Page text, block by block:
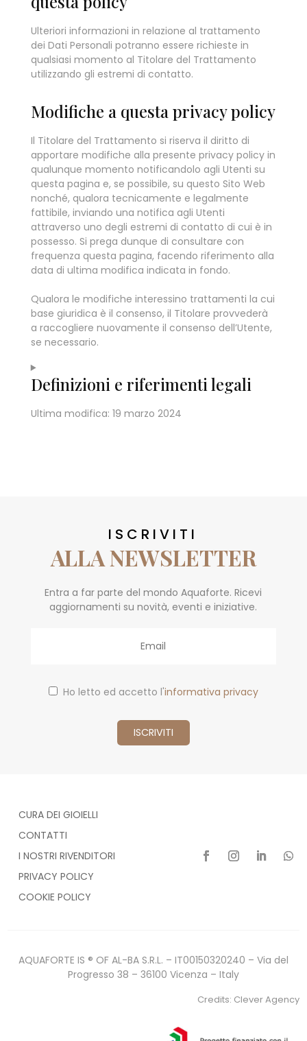
Ulteriori informazioni in relazione al trattamento
dei Dati Personali potranno essere richieste in
qualsiasi momento al Titolare del Trattamento
utilizzando gli estremi di contatto.
Modifiche a questa privacy policy
Il Titolare del Trattamento si riserva il diritto di
apportare modifiche alla presente privacy policy in
qualunque momento notificandolo agli Utenti su
questa pagina e, se possibile, su questo Sito Web
nonché, qualora tecnicamente e legalmente
fattibile, inviando una notifica agli Utenti
attraverso uno degli estremi di contatto di cui è in
possesso. Si prega dunque di consultare con
frequenza questa pagina, facendo riferimento alla
data di ultima modifica indicata in fondo.
Qualora le modifiche interessino trattamenti la cui
base giuridica è il consenso, il Titolare provvederà
a raccogliere nuovamente il consenso dell’Utente,
se necessario.
Definizioni e riferimenti legali
Ultima modifica: 19 marzo 2024
ISCRIVITI
ALLA NEWSLETTER
Entra a far parte del mondo Aquaforte. Ricevi
aggiornamenti su novità, eventi e iniziative.
Ho letto ed accetto l'informativa privacy
CURA DEI GIOIELLI
CONTATTI
I NOSTRI RIVENDITORI
PRIVACY POLICY
COOKIE POLICY
AQUAFORTE IS ® OF AL-BA S.R.L. – IT00150320240 – Via del
Progresso 38 – 36100 Vicenza – Italy
Credits: Clever Agency